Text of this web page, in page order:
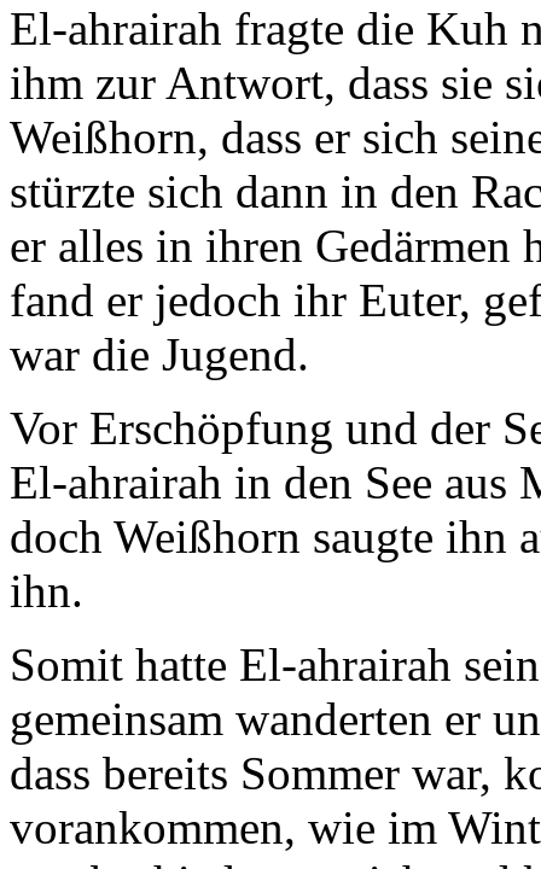
El-ahrairah fragte die Kuh
ihm zur Antwort, dass sie
Weißhorn, dass er sich
stürzte sich dann in den
er alles in ihren Gedärmen
fand er jedoch ihr Euter,
war die Jugend.
Vor Erschöpfung und der
El-ahrairah in den See
doch Weißhorn saugte ihn
ihn.
Somit hatte El-ahrairah
gemeinsam wanderten er
dass bereits Sommer war,
vorankommen, wie im